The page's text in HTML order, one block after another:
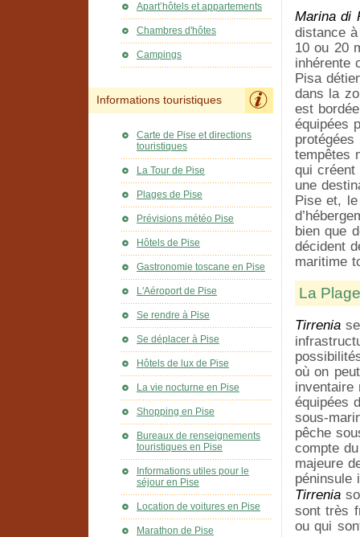
Marina di
distance
10 ou 20
inhérente
Pisa
dans la
est
équipées
tempêtes
qui
une
Pise et,
bien que
décident
maritime
La
Tirrenia
où on
inventaire
équipées
sous-
pêche
compte
majeure
péninsule
Tirrenia
sont très
ou qui
Apart’hôtels et appartements
Chambres d'hôtes
Campings
Informations touristiques
Carte de Pise et directions
touristiques
La Tour de Pise
Plages de Pise
Prévisions météo Pise
Hôtels de Pise
Gastronomie toscane en Pise
L'Aéroport de Pise
Se rendre à Pise
Se déplacer à Pise
Hôtels de lux de Pise
La vie nocturne en Pise
Shopping en Pise
Bureaux de renseignements
touristiques en Pise
Informations utiles pour le
séjour en Pise
Location de voitures en Pise
Marathon de Pise